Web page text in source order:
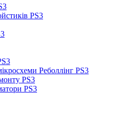
PS3
Реболлінг PS3
PS3
PS3